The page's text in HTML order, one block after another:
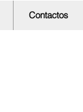
Contactos